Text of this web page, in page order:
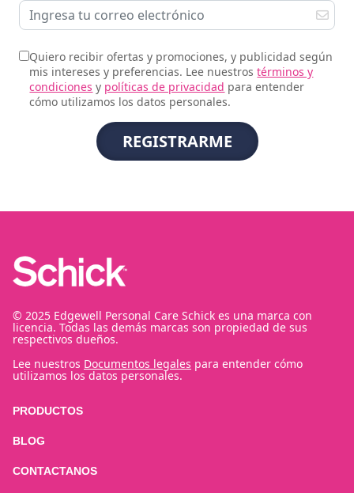
Quiero recibir ofertas y promociones, y publicidad según
mis intereses y preferencias. Lee nuestrostérminos y
condiciones y políticas de privacidad para entender
cómo utilizamos los datos personales.
© 2025 Edgewell Personal Care Schick es una marca con
licencia. Todas las demás marcas son propiedad de sus
respectivos dueños.
Lee nuestros Documentos legales para entender cómo
utilizamos los datos personales.
PRODUCTOS
BLOG
CONTACTANOS